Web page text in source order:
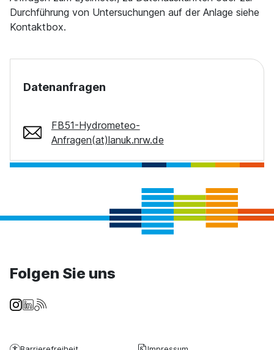
Durchführung von Untersuchungen auf der Anlage siehe
Kontaktbox.
Datenanfragen
FB51-Hydrometeo-
Anfragen(at)lanuk.nrw.de
Folgen Sie uns